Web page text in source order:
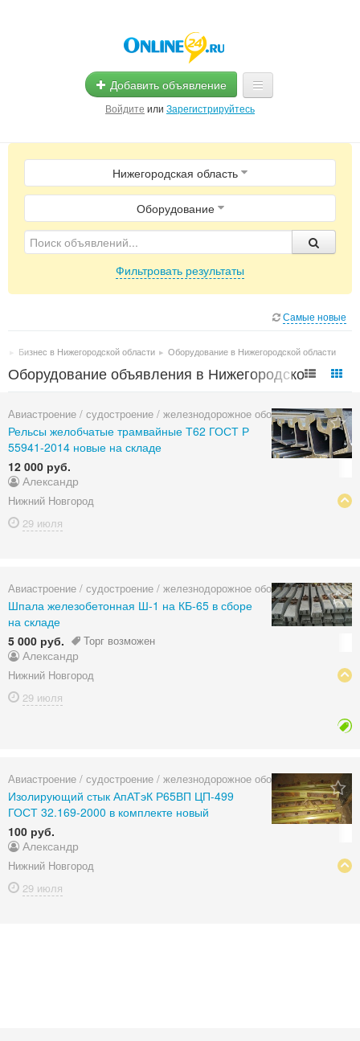
Добавить объявление
Войдите или Зарегистрируйтесь
Главная
Помощь
Услуги
Магазины
Нижегородская область
Оборудование
Фильтровать результаты
Самые новые
Бизнес в Нижегородской области ▸ Оборудование в Нижегородской области
Оборудование объявления в Нижегородской
Авиастроение / судостроение / железнодорожное оборудование
Рельсы желобчатые трамвайные Т62 ГОСТ Р
55941-2014 новые на складе
12 000 руб.
Александр
Нижний Новгород
29 июля
Авиастроение / судостроение / железнодорожное оборудование
Шпала железобетонная Ш-1 на КБ-65 в сборе
на складе
5 000 руб.
Торг возможен
Александр
Нижний Новгород
29 июля
Авиастроение / судостроение / железнодорожное оборудование
Изолирующий стык АпАТэК Р65ВП ЦП-499
ГОСТ 32.169-2000 в комплекте новый
100 руб.
Александр
Нижний Новгород
29 июля